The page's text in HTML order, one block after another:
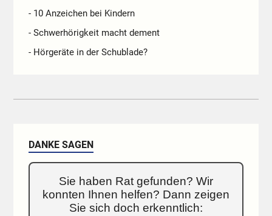
- 10 Anzeichen bei Kindern
- Schwerhörigkeit macht dement
- Hörgeräte in der Schublade?
DANKE SAGEN
Sie haben Rat gefunden? Wir
konnten Ihnen helfen? Dann zeigen
Sie sich doch erkenntlich: